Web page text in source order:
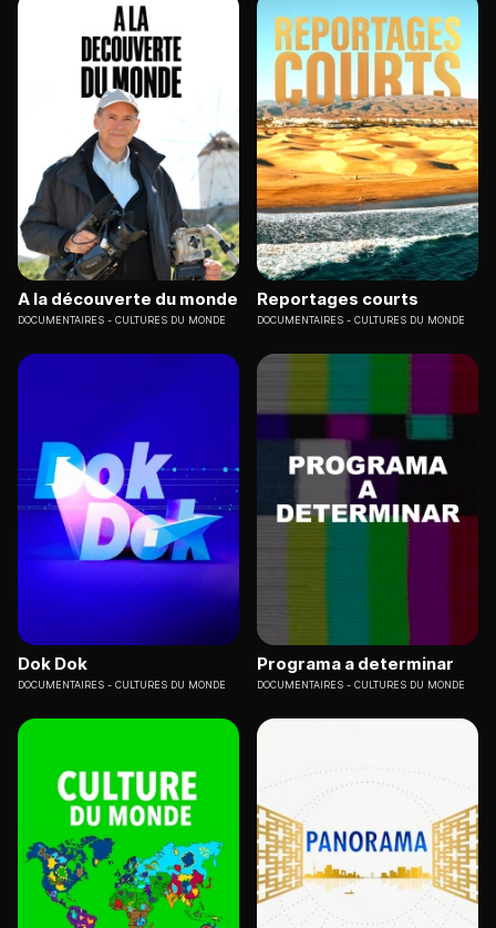
A la découverte du monde
DOCUMENTAIRES CULTURES DU MONDE
Reportages courts
DOCUMENTAIRES CULTURES DU MONDE
Dok Dok
DOCUMENTAIRES CULTURES DU MONDE
Programa a determinar
DOCUMENTAIRES CULTURES DU MONDE